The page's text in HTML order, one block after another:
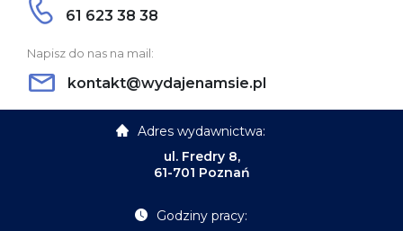
61 623 38 38
Napisz do nas na mail:
kontakt@wydajenamsie.pl
Adres wydawnictwa:
ul. Fredry 8,
61-701 Poznań
Godziny pracy: